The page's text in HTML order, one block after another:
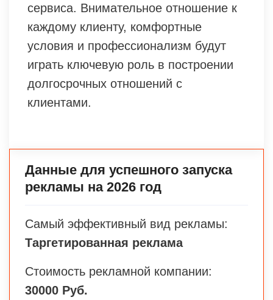
сервиса. Внимательное отношение к
каждому клиенту, комфортные
условия и профессионализм будут
играть ключевую роль в построении
долгосрочных отношений с
клиентами.
Данные для успешного запуска
рекламы на 2026 год
Самый эффективный вид рекламы:
Таргетированная реклама
Стоимость рекламной компании:
30000 Руб.